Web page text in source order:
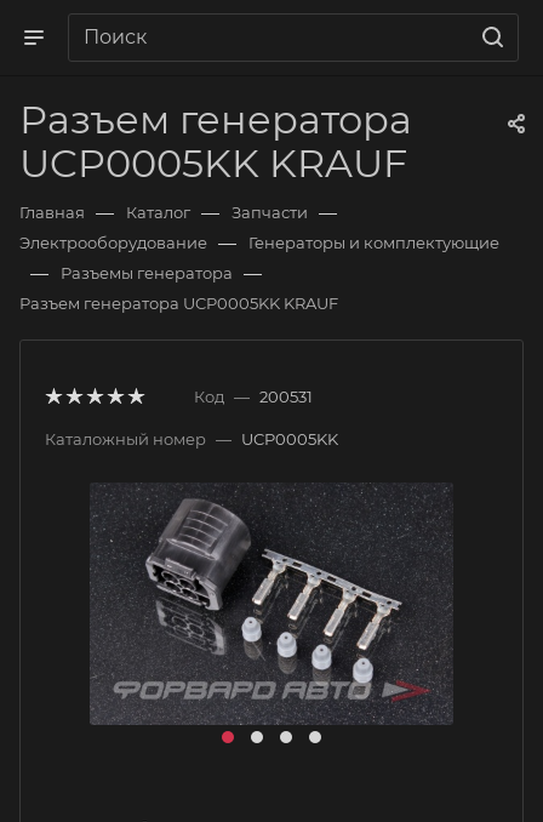
Разъем генератора
UCP0005KK KRAUF
Главная — Каталог — Запчасти —
Электрооборудование — Генераторы и комплектующие
— Разъемы генератора —
Разъем генератора UCP0005KK KRAUF
Код — 200531
Каталожный номер — UCP0005KK